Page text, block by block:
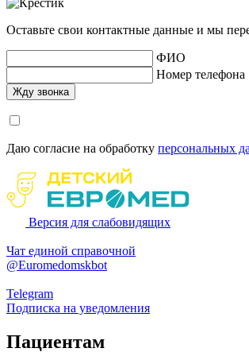
Оставьте свои контактные данные и мы
ФИО
Номер телефона
Даю согласие на обработку персональных
Версия для слабовидящих
Чат единой справочной
@Euromedomskbot
Telegram
Подписка на уведомления
Пациентам